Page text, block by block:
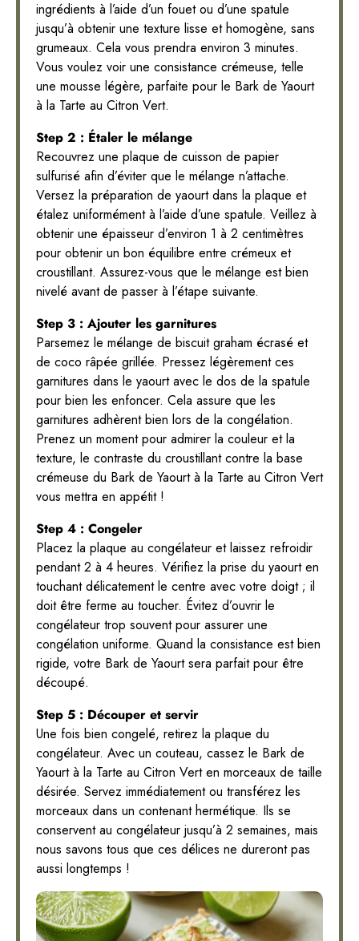
ingrédients à l’aide d’un fouet ou d’une spatule
jusqu’à obtenir une texture lisse et homogène, sans
grumeaux. Cela vous prendra environ 3 minutes.
Vous voulez voir une consistance crémeuse, telle
une mousse légère, parfaite pour le Bark de Yaourt
à la Tarte au Citron Vert.
Step 2 : Étaler le mélange
Recouvrez une plaque de cuisson de papier
sulfurisé afin d’éviter que le mélange n’attache.
Versez la préparation de yaourt dans la plaque et
étalez uniformément à l’aide d’une spatule. Veillez à
obtenir une épaisseur d’environ 1 à 2 centimètres
pour obtenir un bon équilibre entre crémeux et
croustillant. Assurez-vous que le mélange est bien
nivelé avant de passer à l’étape suivante.
Step 3 : Ajouter les garnitures
Parsemez le mélange de biscuit graham écrasé et
de coco râpée grillée. Pressez légèrement ces
garnitures dans le yaourt avec le dos de la spatule
pour bien les enfoncer. Cela assure que les
garnitures adhèrent bien lors de la congélation.
Prenez un moment pour admirer la couleur et la
texture, le contraste du croustillant contre la base
crémeuse du Bark de Yaourt à la Tarte au Citron Vert
vous mettra en appétit !
Step 4 : Congeler
Placez la plaque au congélateur et laissez refroidir
pendant 2 à 4 heures. Vérifiez la prise du yaourt en
touchant délicatement le centre avec votre doigt ; il
doit être ferme au toucher. Évitez d’ouvrir le
congélateur trop souvent pour assurer une
congélation uniforme. Quand la consistance est bien
rigide, votre Bark de Yaourt sera parfait pour être
découpé.
Step 5 : Découper et servir
Une fois bien congelé, retirez la plaque du
congélateur. Avec un couteau, cassez le Bark de
Yaourt à la Tarte au Citron Vert en morceaux de taille
désirée. Servez immédiatement ou transférez les
morceaux dans un contenant hermétique. Ils se
conservent au congélateur jusqu’à 2 semaines, mais
nous savons tous que ces délices ne dureront pas
aussi longtemps !